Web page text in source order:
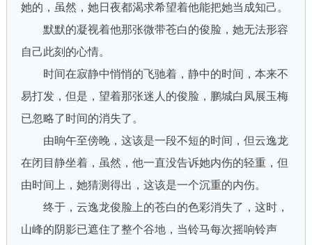
她的，虽然，她日夜都渴求希望着他能把她当成知己。
默默的凝视着他那张微带苍白的俊脸，她无法形容
自己此刻的心情。
时间在寂静中悄悄的飞驰着，静中的时间，本来不
易打发，但是，望着那张迷人的俊脸，鹏城白凤展玉梅
已忽略了时间的消失了。
由晌午至傍晚，这该是一段不短的时间，但云逸龙
在闭目静坐着，虽然，他一直没告诉她内伤的轻重，但
由时间上，她猜测得出，这该是一个沉重的内伤。
终于，云逸龙俊脸上的苍白的色彩消失了，这时，
山峰的阴影已遮住了整个谷地，当铃马每次摇响铃声